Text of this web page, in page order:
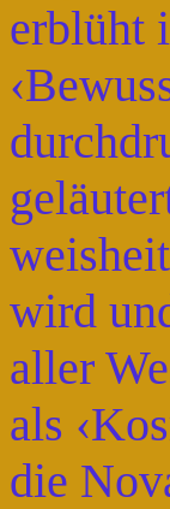
erblüht
wird
aller
als
die